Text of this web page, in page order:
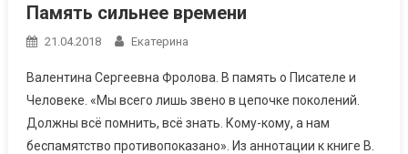
Память сильнее времени
21.04.2018 Екатерина
Валентина Сергеевна Фролова. В память о Писателе и
Человеке. «Мы всего лишь звено в цепочке поколений.
Должны всё помнить, всё знать. Кому-кому, а нам
беспамятство противопоказано». Из аннотации к книге В.